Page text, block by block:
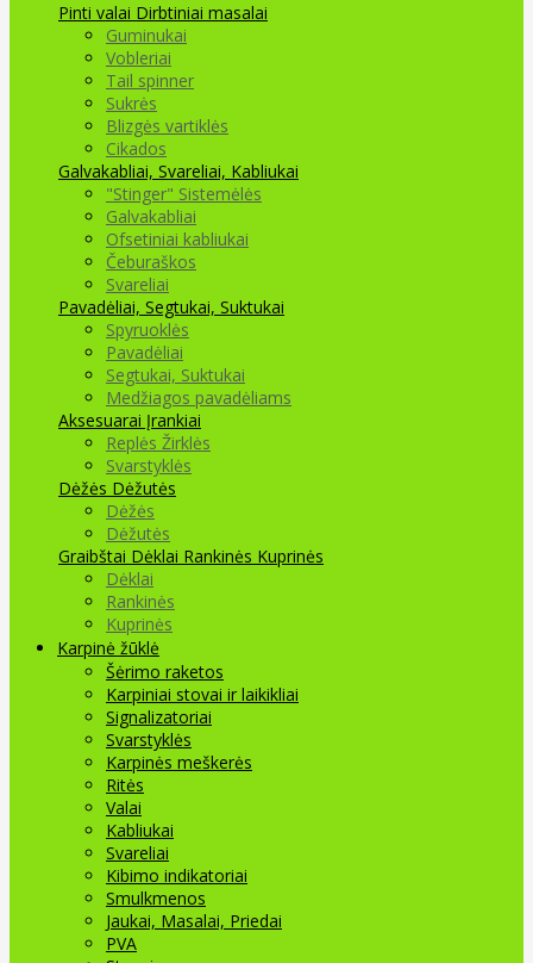
Pinti valai Dirbtiniai masalai
Guminukai
Vobleriai
Tail spinner
Sukrės
Blizgės vartiklės
Cikados
Galvakabliai, Svareliai, Kabliukai
"Stinger" Sistemėlės
Galvakabliai
Ofsetiniai kabliukai
Čeburaškos
Svareliai
Pavadėliai, Segtukai, Suktukai
Spyruoklės
Pavadėliai
Segtukai, Suktukai
Medžiagos pavadėliams
Aksesuarai Įrankiai
Replės Žirklės
Svarstyklės
Dėžės Dėžutės
Dėžės
Dėžutės
Graibštai Dėklai Rankinės Kuprinės
Dėklai
Rankinės
Kuprinės
Karpinė žūklė
Šėrimo raketos
Karpiniai stovai ir laikikliai
Signalizatoriai
Svarstyklės
Karpinės meškerės
Ritės
Valai
Kabliukai
Svareliai
Kibimo indikatoriai
Smulkmenos
Jaukai, Masalai, Priedai
PVA